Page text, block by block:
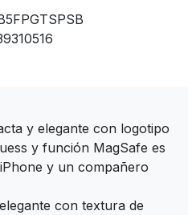
y elegante con logotipo
y función MagSafe es
y un compañero
con textura de